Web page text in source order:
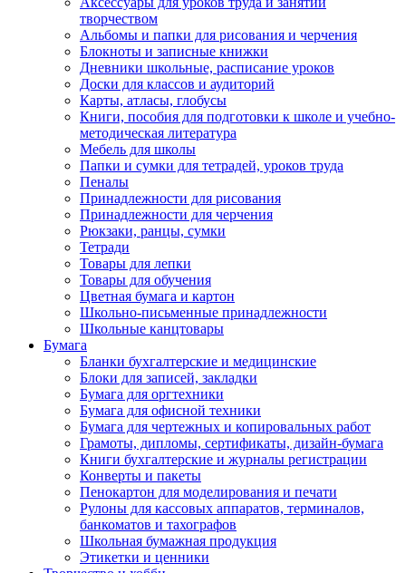
творчеством
Альбомы и папки для рисования и черчения
Блокноты и записные книжки
Дневники школьные, расписание уроков
Доски для классов и аудиторий
Карты, атласы, глобусы
Книги, пособия для подготовки к школе и учебно-
методическая литература
Мебель для школы
Папки и сумки для тетрадей, уроков труда
Пеналы
Принадлежности для рисования
Принадлежности для черчения
Рюкзаки, ранцы, сумки
Тетради
Товары для лепки
Товары для обучения
Цветная бумага и картон
Школьно-письменные принадлежности
Школьные канцтовары
Бумага
Бланки бухгалтерские и медицинские
Блоки для записей, закладки
Бумага для оргтехники
Бумага для офисной техники
Бумага для чертежных и копировальных работ
Грамоты, дипломы, сертификаты, дизайн-бумага
Книги бухгалтерские и журналы регистрации
Конверты и пакеты
Пенокартон для моделирования и печати
Рулоны для кассовых аппаратов, терминалов,
банкоматов и тахографов
Школьная бумажная продукция
Этикетки и ценники